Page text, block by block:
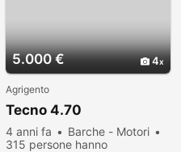
5.000 € 4
Agrigento
Tecno 4.70
4 anni fa
Barche - Motori
315 persone hanno